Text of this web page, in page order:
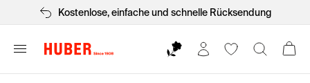
Anerkannte Qualität seit 1908